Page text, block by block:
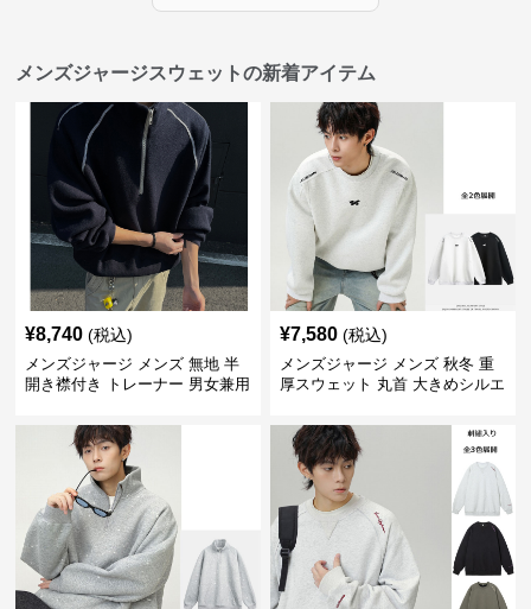
メンズジャージスウェットの新着アイテム
¥8,740 (税込)
メンズジャージ メンズ 無地 半
開き襟付き トレーナー 男女兼用
¥7,580 (税込)
メンズジャージ メンズ 秋冬 重
厚スウェット 丸首 大きめシルエ